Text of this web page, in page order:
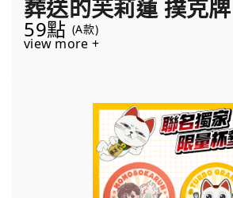
葬送的芙莉蓮 撲克牌
59點 (A款)
view more +